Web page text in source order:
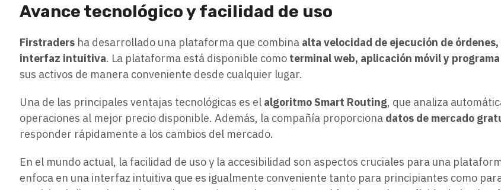
Avance tecnológico y facilidad de uso
Firstraders ha desarrollado una plataforma que combina alta velocidad de ejecución de
interfaz intuitiva. La plataforma está disponible como terminal web, aplicación móvil y
sus activos de manera conveniente desde cualquier lugar.
Una de las principales ventajas tecnológicas es el algoritmo Smart Routing, que analiza
operaciones al mejor precio disponible. Además, la compañía proporciona datos de mercado
responder rápidamente a los cambios del mercado.
En el mundo actual, la facilidad de uso y la accesibilidad son aspectos cruciales para una
enfoca en una interfaz intuitiva que es igualmente conveniente tanto para principiantes como